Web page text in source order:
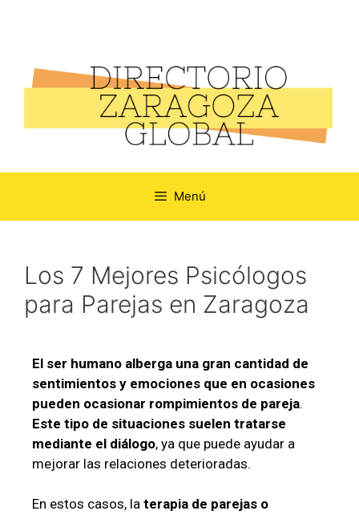
Menú
Los 7 Mejores Psicólogos
para Parejas en Zaragoza
El ser humano alberga una gran cantidad de
sentimientos y emociones que en ocasiones
pueden ocasionar rompimientos de pareja.
Este tipo de situaciones suelen tratarse
mediante el diálogo, ya que puede ayudar a
mejorar las relaciones deterioradas.
En estos casos, la terapia de parejas o